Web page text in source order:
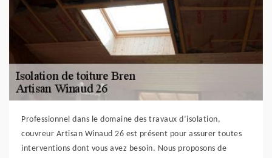
Professionnel dans le domaine des travaux d’isolation,
couvreur Artisan Winaud 26 est présent pour assurer toutes
interventions dont vous avez besoin. Nous proposons de